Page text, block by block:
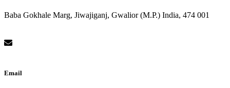
Baba Gokhale Marg, Jiwajiganj, Gwalior (M.P.) India, 474 001
Email